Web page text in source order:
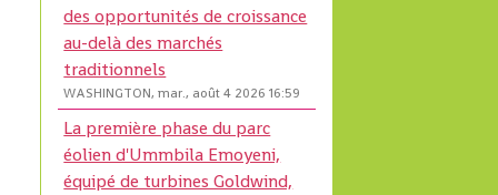
des opportunités de croissance
au-delà des marchés
traditionnels
WASHINGTON, mar., août 4 2026 16:59
La première phase du parc
éolien d'Ummbila Emoyeni,
équipé de turbines Goldwind,